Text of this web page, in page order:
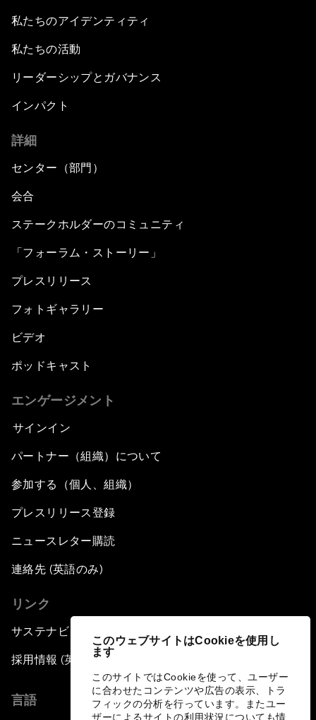
このウェブサイトはCookieを使用し
ます
このサイトではCookieを使って、ユーザー
に合わせたコンテンツや広告の表示、トラ
フィックの分析を行っています。またユー
ザーによるサイトの利用状況についても情
私たちのアイデンティティ
私たちの活動
リーダーシップとガバナンス
インパクト
詳細
センター（部門）
会合
ステークホルダーのコミュニティ
「フォーラム・ストーリー」
プレスリリース
フォトギャラリー
ビデオ
ポッドキャスト
エンゲージメント
サインイン
パートナー（組織）について
参加する（個人、組織）
プレスリリース登録
ニュースレター購読
連絡先 (英語のみ)
リンク
サステナビリティへの取り組み
採用情報 (英語のみ)
言語